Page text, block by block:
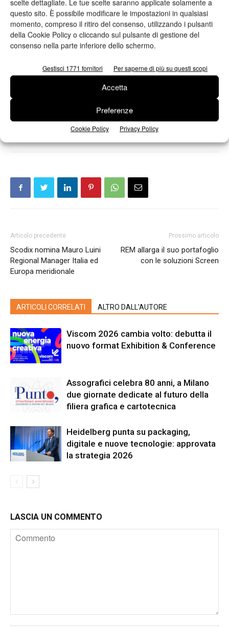
scelte dettagliate. Le tue scelte saranno applicate solamente a
questo sito. È possibile modificare le impostazioni in qualsiasi
momento, compreso il ritiro del consenso, utilizzando i pulsanti
della Cookie Policy o cliccando sul pulsante di gestione del
consenso nella parte inferiore dello schermo.
Gestisci 1771 fornitori Per saperne di più su questi scopi
Accetta
Preferenze
Cookie Policy Privacy Policy
BestinFlexo flessografia
Articolo precedente
Scodix nomina Mauro Luini
Regional Manager Italia ed
Europa meridionale
Prossimo articolo
REM allarga il suo portafoglio
con le soluzioni Screen
ARTICOLI CORRELATI ALTRO DALL'AUTORE
Viscom 2026 cambia volto: debutta il
nuovo format Exhibition & Conference
Assografici celebra 80 anni, a Milano
due giornate dedicate al futuro della
filiera grafica e cartotecnica
Heidelberg punta su packaging,
digitale e nuove tecnologie: approvata
la strategia 2026
LASCIA UN COMMENTO